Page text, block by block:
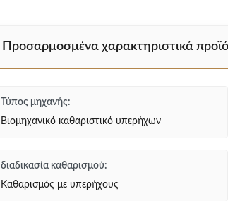
Προσαρμοσμένα χαρακτηριστικά
Τύπος μηχανής:
Βιομηχανικό καθαριστικό υπερήχων
διαδικασία καθαρισμού:
Καθαρισμός με υπερήχους